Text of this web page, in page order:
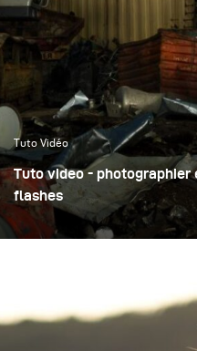
Tuto Vidéo
Tuto video -
flashes